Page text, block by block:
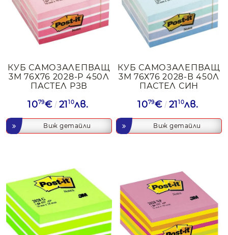
КУБ САМОЗАЛЕПВАЩ
3М 76Х76 2028-Р 450Л
ПАСТЕЛ РЗВ
1079€ 21 10лв.
Виж детайли
КУБ САМОЗАЛЕПВАЩ
3М 76Х76 2028-В 450Л
ПАСТЕЛ СИН
1079€ 21 10лв.
Виж детайли